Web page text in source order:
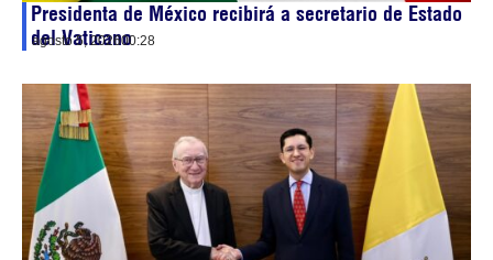
Presidenta de México recibirá a secretario de Estado
del Vaticano
agosto 5, 202600:28